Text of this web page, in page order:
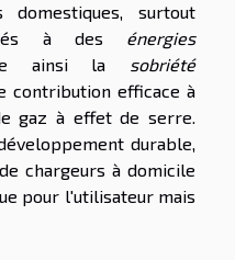
domestiques, surtout
à des énergies
ainsi la
sobriété
contribution efficace à
gaz à effet de serre.
durable,
chargeurs à domicile
pour l'utilisateur mais